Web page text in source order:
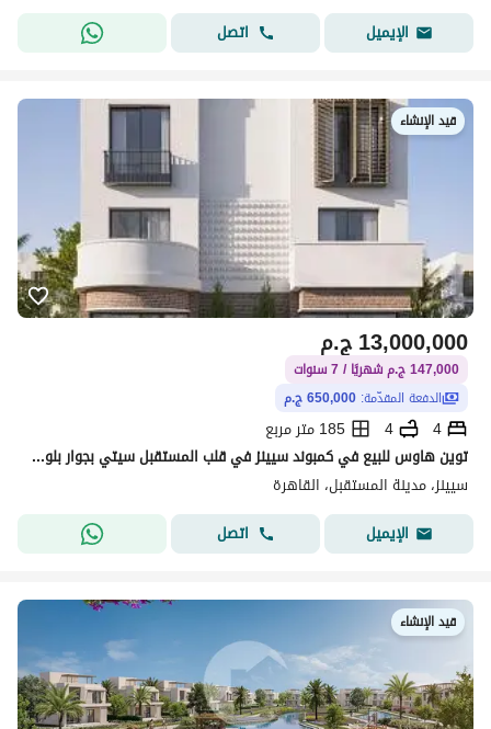
الإيميل
اتصل
قيد الإنشاء
ج.م13,000,000
147,000 ج.م شهريًا / 7 سنوات
الدفعة المقدّمة: 650,000 ج.م
4
4
185 متر مربع
توين هاوس للبيع في كمبوند سيينز في قلب المستقبل سيتي بجوار بلوم فيلدز بمقدم 5% واقساط علي اطول فتره سداد | Scenes
سيينز، مدينة المستقبل، القاهرة
الإيميل
اتصل
قيد الإنشاء